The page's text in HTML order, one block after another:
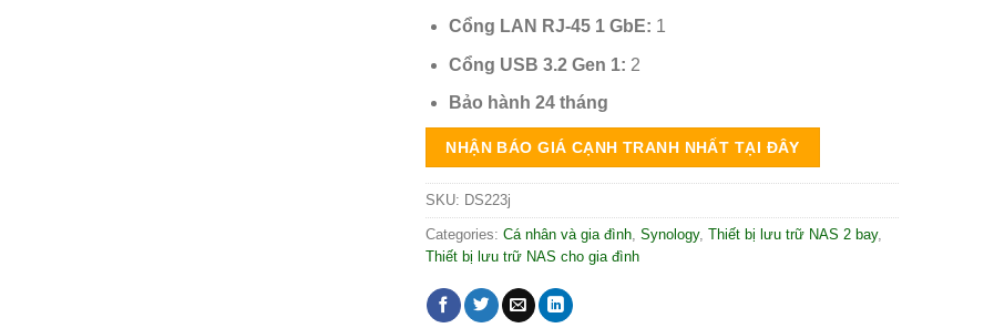
Cổng LAN RJ-45 1 GbE: 1
Cổng USB 3.2 Gen 1: 2
Bảo hành 24 tháng
NHẬN BÁO GIÁ CẠNH TRANH NHẤT TẠI ĐÂY
SKU: DS223j
Categories: Cá nhân và gia đình, Synology, Thiết bị lưu trữ NAS 2 bay,
Thiết bị lưu trữ NAS cho gia đình